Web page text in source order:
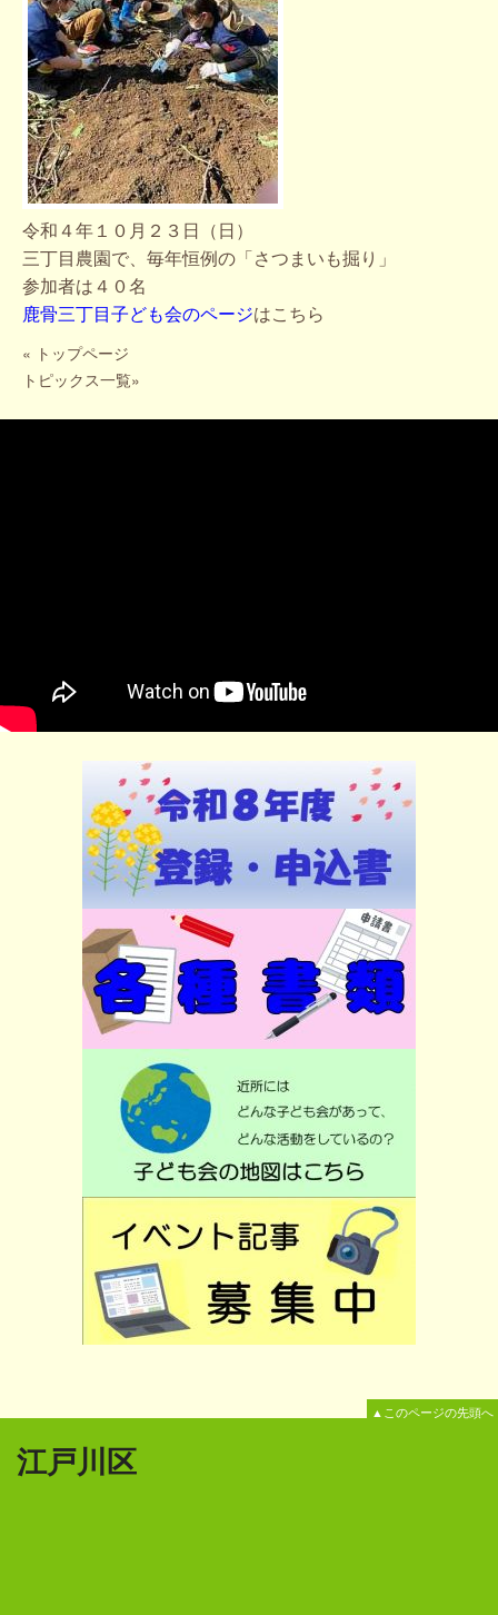
令和４年１０月２３日（日）
三丁目農園で、毎年恒例の「さつまいも掘り」
参加者は４０名
鹿骨三丁目子ども会のページはこちら
« トップページ
トピックス一覧»
▲このページの先頭へ
江戸川区